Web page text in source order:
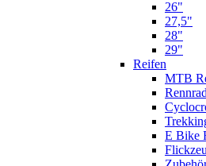
26"
27,5"
28"
29"
Reifen
MTB
E Bike